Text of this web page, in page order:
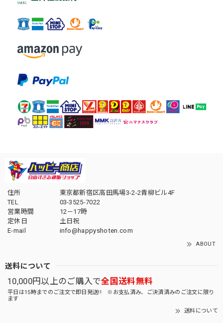
住所
東京都新宿区高田馬場3-2-2青柳ビル4F
TEL
03-3525-7022
営業時間
12－17時
定休日
土日祝
E-mail
info@happyshoten.com
ABOUT
送料について
10,000円以上のご購入で全国送料無料
平日は15時までのご注文で即日発送!! ※お支払済み、ご決済済みのご注文に限り
ます
送料について